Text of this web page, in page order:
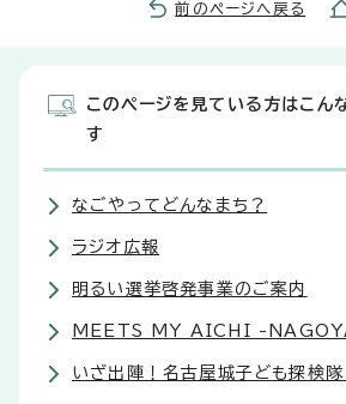
前のページへ戻る
このページを見ている方はこん
す
なごやってどんなまち？
ラジオ広報
明るい選挙啓発事業のご案内
MEETS MY AICHI -
いざ出陣！名古屋城子ども探検